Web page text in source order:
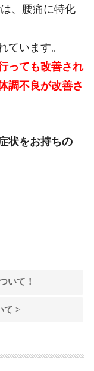
、腰痛に特化
ています。
っても改善され
調不良が改善さ
状をお持ちの
いて！
て >